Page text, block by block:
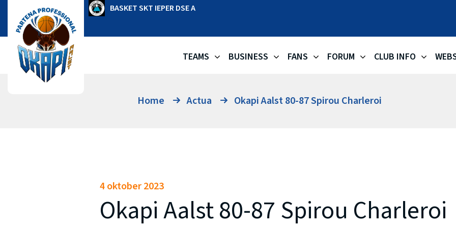
inhoud
OKAPI AALST BASKET SKT IEPER DSE A
TEAMS BUSINESS FANS FORUM CLUB INFO
Home Actua Okapi Aalst 80-87 Spirou Charleroi
4 oktober 2023
Okapi Aalst 80-87 Spirou Charleroi